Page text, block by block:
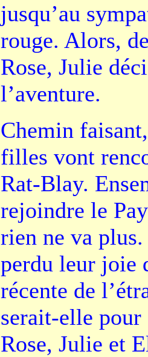
jusqu’au
rouge. Alors,
Rose, Julie
l’aventure.
Chemin
filles vont
Rat-Blay.
rejoindre le
rien ne va
perdu leur joie
récente de
serait-elle pour
Rose, Julie et